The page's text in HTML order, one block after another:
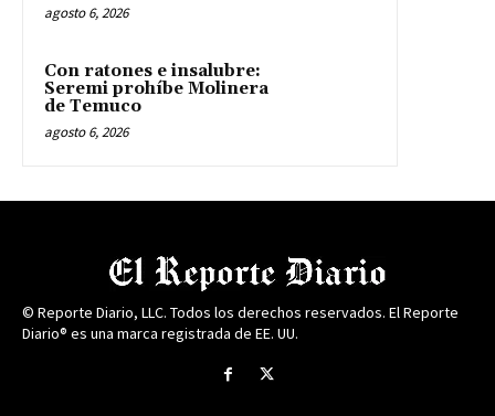
agosto 6, 2026
Con ratones e insalubre:
Seremi prohíbe Molinera
de Temuco
agosto 6, 2026
© Reporte Diario, LLC. Todos los derechos reservados. El Reporte
Diario® es una marca registrada de EE. UU.